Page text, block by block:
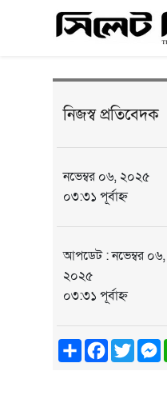
নিজস্ব প্রতিবেদক
নভেম্বর ০৬, ২০২৫
০৩:৩১ পূর্বাহ্ন
আপডেট : নভেম্বর ০৬,
২০২৫
০৩:৩১ পূর্বাহ্ন
ShareFacebook